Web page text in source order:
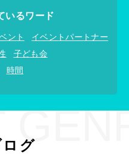
いるワード
ント
イベントパートナー
子ども会
時間
グ